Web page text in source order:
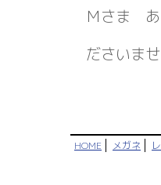
Ｍさま あ
ださいませ
HOME メガネ